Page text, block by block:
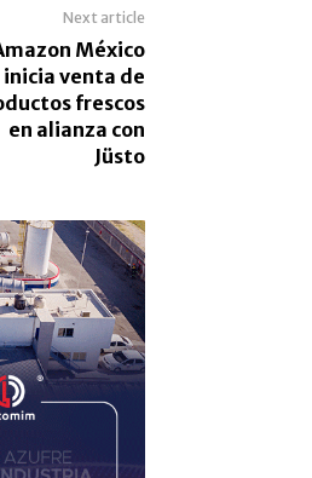
Next article
México
inicia venta de
frescos
en alianza con
Jüsto